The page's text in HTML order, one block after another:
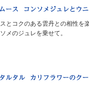
とコクのある雲丹との相性を
メのジュレを乗せて。